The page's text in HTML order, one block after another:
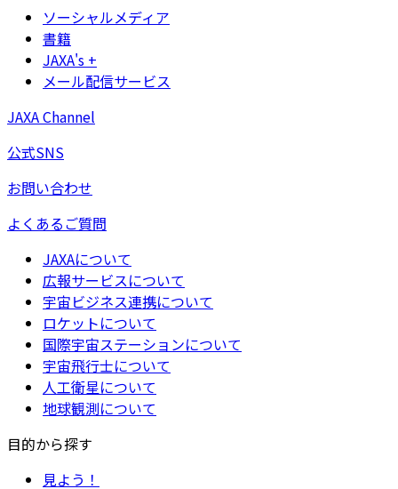
ソーシャルメディア
書籍
JAXA's +
メール配信サービス
JAXA Channel
公式SNS
お問い合わせ
よくあるご質問
JAXAについて
広報サービスについて
宇宙ビジネス連携について
ロケットについて
国際宇宙ステーションについて
宇宙飛行士について
人工衛星について
地球観測について
目的から探す
見よう！